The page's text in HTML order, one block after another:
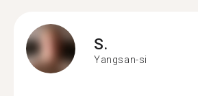
S.
Yangsan-si